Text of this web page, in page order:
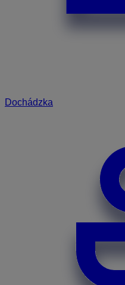
Dochádzka